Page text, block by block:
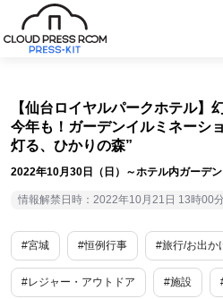
【仙台ロイヤルパークホテル】
今年も！ガーデンイルミネーシ
灯る、ひかりの森”
2022年10月30日（日）～ホテル内ガーデ
情報解禁日時：2022年10月21日 13時00
#宮城 #恒例行事 #旅行/お出か
#レジャー・アウトドア #施設